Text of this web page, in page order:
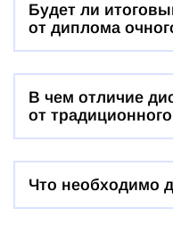
Будет ли
от диплома
В чем отличие
от
Что необходимо